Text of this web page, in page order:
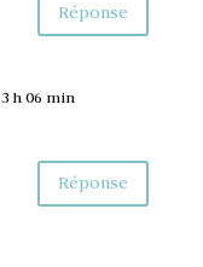
Réponse
h 06 min
Réponse